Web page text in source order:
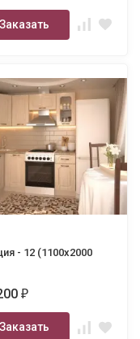
Заказать
- 12 (1100х2000
₽
Заказать